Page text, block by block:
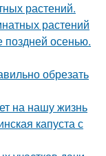
растений.
растений
поздней осенью.
обрезать
на нашу жизнь
капуста с